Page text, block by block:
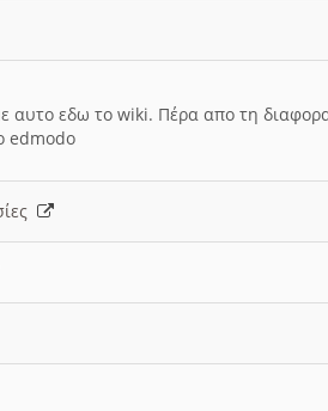
αυτο εδω το wiki. Πέρα απο τη
edmodo